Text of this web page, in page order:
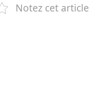
Notez cet article